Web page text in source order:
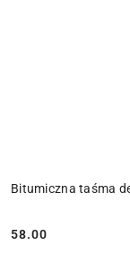
Bitumiczna taśma
Cena:
58.00